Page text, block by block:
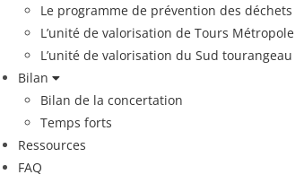
Le programme de prévention des déchets
L’unité de valorisation de Tours Métropole
L’unité de valorisation du Sud tourangeau
Bilan
Bilan de la concertation
Temps forts
Ressources
FAQ